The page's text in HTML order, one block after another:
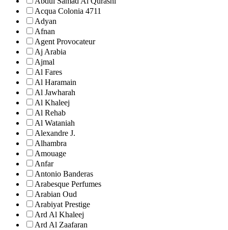
Acqua Colonia 4711
Adyan
Afnan
Agent Provocateur
Aj Arabia
Ajmal
Al Fares
Al Haramain
Al Jawharah
Al Khaleej
Al Rehab
Al Wataniah
Alexandre J.
Alhambra
Amouage
Anfar
Antonio Banderas
Arabesque Perfumes
Arabian Oud
Arabiyat Prestige
Ard Al Khaleej
Ard Al Zaafaran